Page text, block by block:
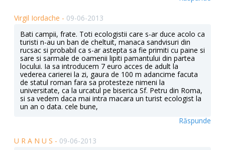
Virgil Iordache - 09-06-2013
Bati campii, frate. Toti ecologistii care s-ar duce acolo ca
turisti n-au un ban de cheltuit, manaca sandvisuri din
rucsac si probabil ca s-ar astepta sa fie primiti cu paine si
sare si sarmale de oamenii lipiti pamantului din partea
locului. Ia sa introducem 7 euro acces de adult la
vederea carierei la zi, gaura de 100 m adancime facuta
de statul roman fara sa protesteze nimeni la
universitate, ca la urcatul pe biserica Sf. Petru din Roma,
si sa vedem daca mai intra macara un turist ecologist la
un an o data. cele bune,
Răspunde
U R A N U S - 09-06-2013